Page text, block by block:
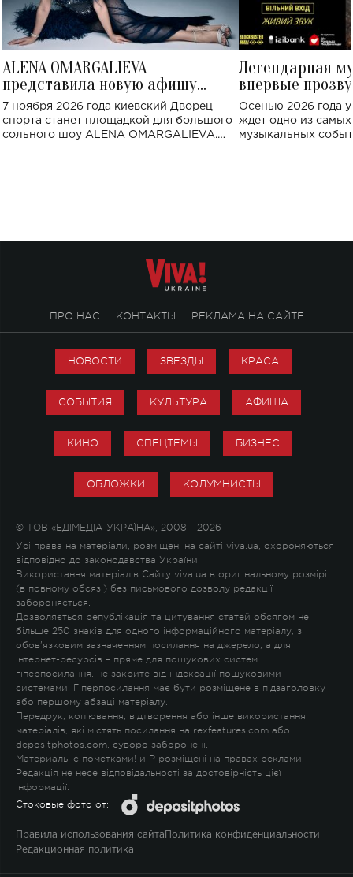
ALENA OMARGALIEVA
представила новую афишу
большого концерта во Дворце
спорта
7 ноября 2026 года киевский Дворец
спорта станет площадкой для большого
сольного шоу ALENA OMARGALIEVA.
Легендарная
впервые
Украине: где
Осенью 2026 года
ждет одно из
музыкальных
ПРО НАС КОНТАКТЫ РЕКЛАМА НА САЙТЕ
НОВОСТИ ЗВЕЗДЫ КРАСА
СОБЫТИЯ КУЛЬТУРА АФИША
КИНО СПЕЦТЕМЫ БИЗНЕС
ОБЛОЖКИ КОЛУМНИСТЫ
© ТОВ «ЕДІМЕДІА-УКРАЇНА», 2008 - 2026
Усі права на матеріали, розміщені на сайті viva.ua, охороняються
відповідно до законодавства України.
Використання матеріалів Сайту viva.ua в оригінальному розмірі
(в повному обсязі) без письмового дозволу редакції
забороняється.
Дозволяється републікація та цитування статей обсягом не
більше 250 знаків для одного інформаційного матеріалу, з
обов'язковим зазначенням посилання на джерело, а для
Інтернет-ресурсів – пряме для пошукових систем
гіперпосилання, не закрите від індексації пошуковими
системами. Гіперпосилання має бути розміщене в підзаголовку
або першому абзаці матеріалу.
Передрук, копіювання, відтворення або інше використання
матеріалів, які містять посилання на rexfeatures.com або
depositphotos.com, суворо заборонені.
Материалы с пометками! и P розміщені на правах реклами.
Редакція не несе відповідальності за достовірність цієї
інформації.
Стоковые фото от:
Правила использования сайта Политика конфиденциальности
Редакционная политика